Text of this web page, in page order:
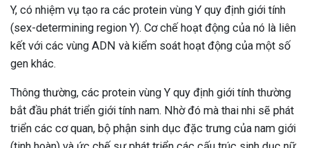
Y, có nhiệm vụ tạo ra các protein vùng Y quy định giới tính
(sex-determining region Y). Cơ chế hoạt động của nó là liên
kết với các vùng ADN và kiểm soát hoạt động của một số
gen khác.
Thông thường, các protein vùng Y quy định giới tính thường
bắt đầu phát triển giới tính nam. Nhờ đó mà thai nhi sẽ phát
triển các cơ quan, bộ phận sinh dục đặc trưng của nam giới